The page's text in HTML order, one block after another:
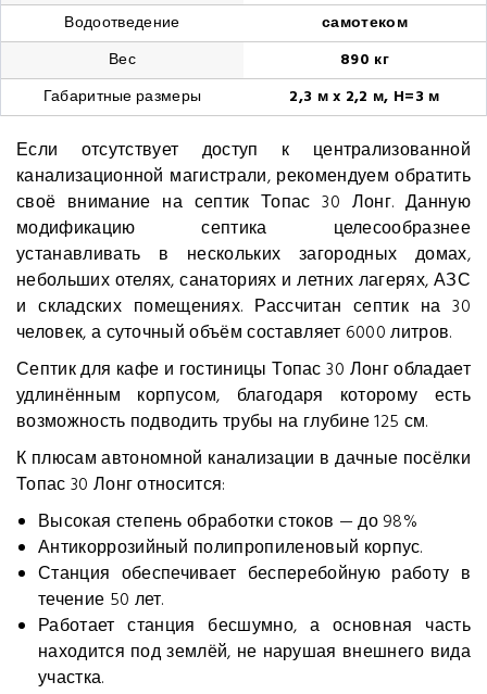
Водоотведение
самотеком
Вес
890 кг
Габаритные размеры
2,3 м x 2,2 м, H=3 м
Если отсутствует доступ к централизованной
канализационной магистрали, рекомендуем обратить
своё внимание на септик Топас 30 Лонг. Данную
модификацию септика целесообразнее
устанавливать в нескольких загородных домах,
небольших отелях, санаториях и летних лагерях, АЗС
и складских помещениях. Рассчитан септик на 30
человек, а суточный объём составляет 6000 литров.
Септик для кафе и гостиницы Топас 30 Лонг обладает
удлинённым корпусом, благодаря которому есть
возможность подводить трубы на глубине 125 см.
К плюсам автономной канализации в дачные посёлки
Топас 30 Лонг относится:
Высокая степень обработки стоков — до 98%
Антикоррозийный полипропиленовый корпус.
Станция обеспечивает бесперебойную работу в
течение 50 лет.
Работает станция бесшумно, а основная часть
находится под землёй, не нарушая внешнего вида
участка.